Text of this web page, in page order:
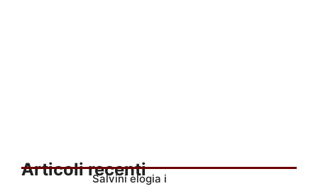
Articoli recenti
Salvini elogia i